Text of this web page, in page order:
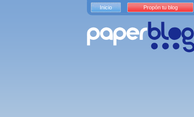
Inicio Propón tu blog